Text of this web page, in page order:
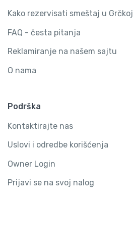
Kako rezervisati smeštaj u
FAQ - česta pitanja
Reklamiranje na našem sajtu
O nama
Podrška
Kontaktirajte nas
Uslovi i odredbe korišćenja
Owner Login
Prijavi se na svoj nalog